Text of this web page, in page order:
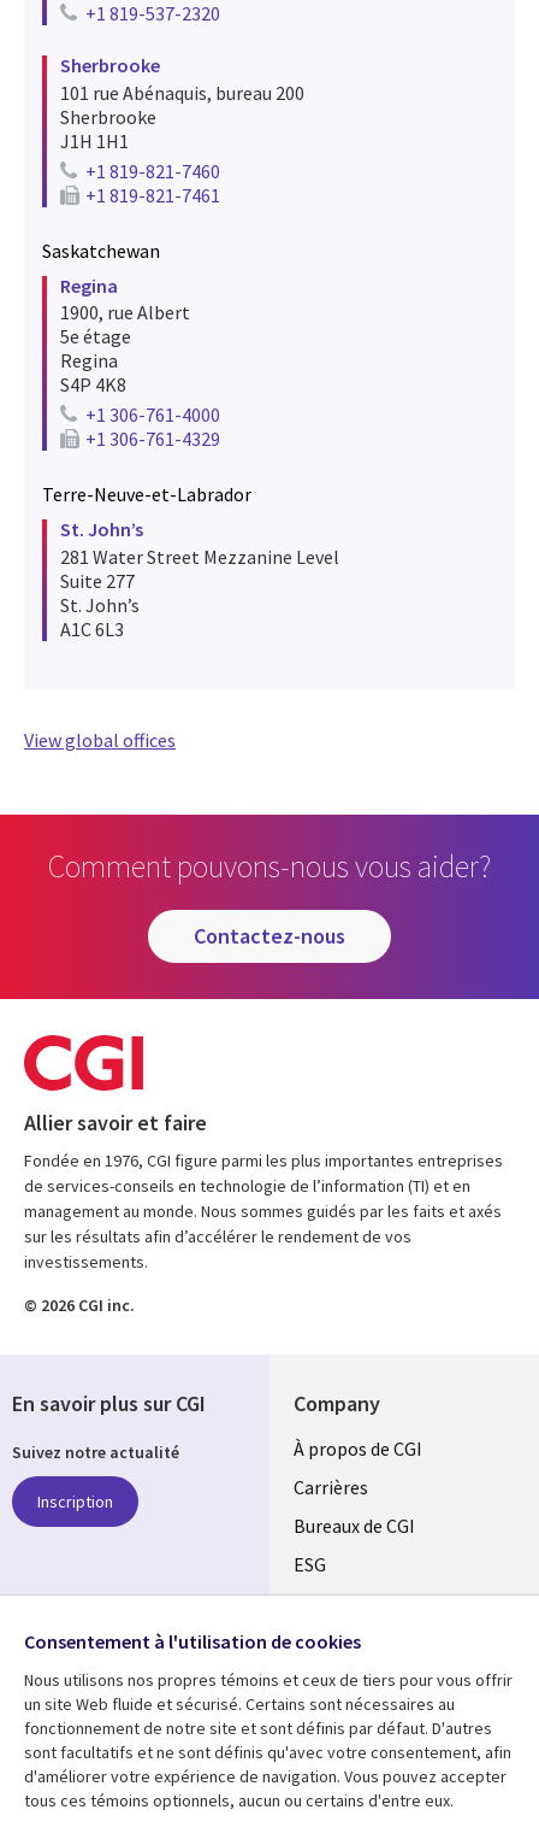
+1 819-537-2320
Sherbrooke
101 rue Abénaquis, bureau 200
Sherbrooke
J1H 1H1
+1 819-821-7460
Telephone number for sherbrooke
+1 819-821-7461
Saskatchewan
Regina
1900, rue Albert
5e étage
Regina
S4P 4K8
+1 306-761-4000
Telephone number for regina
+1 306-761-4329
Terre-Neuve-et-Labrador
St. John’s
281 Water Street Mezzanine Level
Suite 277
St. John’s
A1C 6L3
View global offices
Comment pouvons-nous vous aider?
contactez-nous
Allier savoir et faire
Fondée en 1976, CGI figure parmi les plus importantes entreprises
de services-conseils en technologie de l’information (TI) et en
management au monde. Nous sommes guidés par les faits et axés
sur les résultats afin d’accélérer le rendement de vos
investissements.
© 2026 CGI inc.
Company
Useful
links
CANADA
FR
À propos de CGI
Carrières
Bureaux de CGI
ESG
Alliances
Ressources
Library
Articles
Support
Legal
Restrictions et
En savoir plus sur CGI
Suivez notre actualité
Inscription
Media
CANADA
Consentement à l'utilisation de cookies
Nous utilisons nos propres témoins et ceux de tiers pour vous offrir
un site Web fluide et sécurisé. Certains sont nécessaires au
fonctionnement de notre site et sont définis par défaut. D'autres
sont facultatifs et ne sont définis qu'avec votre consentement, afin
d'améliorer votre expérience de navigation. Vous pouvez accepter
tous ces témoins optionnels, aucun ou certains d'entre eux.